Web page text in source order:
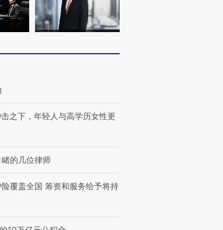
视线｜被称为“蟑螂”的印
度Z世代 用街头抗争将教
视线｜“入侵”还是“人道危
机”？难民潮撕裂西班牙
【特别呈现】寻找100种
CFO：不靠规模取胜，华
之下，年轻人与高学历女性更
的几位律师
覆盖全国 筹资和服务给予将持